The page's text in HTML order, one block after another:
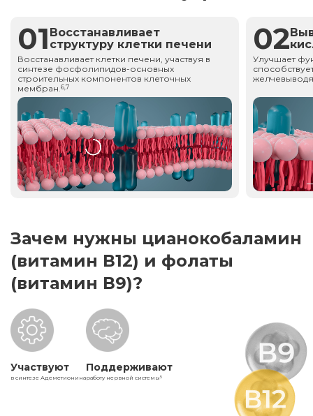
01 Восстанавливает
структуру клетки печени
Восстанавливает клетки печени, участвуя в
синтезе фосфолипидов-основных
строительных компонентов клеточных
мембран.6,7
02
Улучшает
Зачем нужны цианокобаламин
(витамин В12) и фолаты
(витамин В9)?
Участвуют
в синтезе Адеметионина
Поддерживают
работу нервной системы5